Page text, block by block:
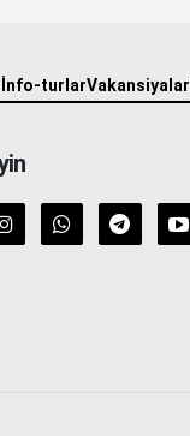
İnfo-turlarVakansiyalar